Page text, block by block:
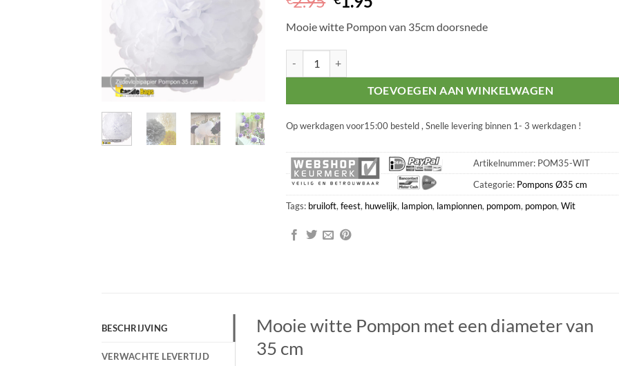
was:
€2.95.
is:
Mooie witte Pompon van 35cm doorsnede
TOEVOEGEN AAN WINKELWAGEN
Op werkdagen voor15:00 besteld , Snelle levering binnen 1- 3 werkdagen !
Artikelnummer: POM35-WIT
Categorie: Pompons Ø35 cm
Tags: bruiloft,feest, huwelijk, lampion, lampionnen, pompom, pompon,Wit
BESCHRIJVING
VERWACHTE LEVERTIJD
Mooie witte Pompon met een diameter van
35 cm